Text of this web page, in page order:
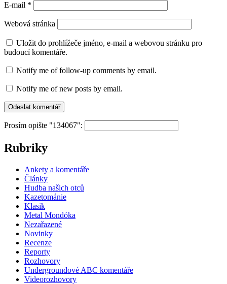
E-mail *
Webová stránka
Uložit do prohlížeče jméno, e-mail a webovou stránku pro
budoucí komentáře.
Notify me of follow-up comments by email.
Notify me of new posts by email.
Prosím opište "134067":
Rubriky
Ankety a komentáře
Články
Hudba našich otců
Kazetománie
Klasik
Metal Mondóka
Nezařazené
Novinky
Recenze
Reporty
Rozhovory
Undergroundové ABC komentáře
Videorozhovory